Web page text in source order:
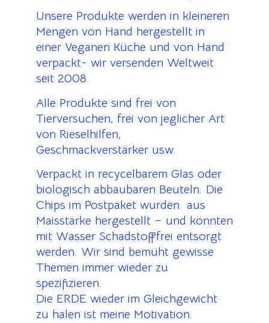
Unsere Produkte werden in kleineren
Mengen von Hand hergestellt in
einer Veganen Küche und von Hand
verpackt- wir versenden Weltweit
seit 2008.
Alle Produkte sind frei von
Tierversuchen, frei von jeglicher Art
von Rieselhilfen,
Geschmackverstärker usw.
Verpackt in recycelbarem Glas oder
biologisch abbaubaren Beuteln. Die
Chips im Postpaket wurden aus
Maisstärke hergestellt – und könnten
mit Wasser Schadstofffrei entsorgt
werden. Wir sind bemüht gewisse
Themen immer wieder zu
spezifizieren.
Die ERDE wieder im Gleichgewicht
zu halen ist meine Motivation.